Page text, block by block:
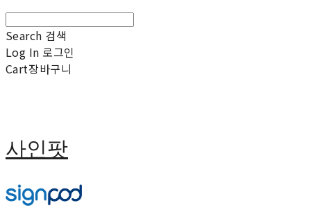
Search 검색
Log In 로그인
Cart장바구니
사인팟